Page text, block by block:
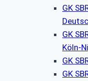
GK
GK
Köln-
GK
GK